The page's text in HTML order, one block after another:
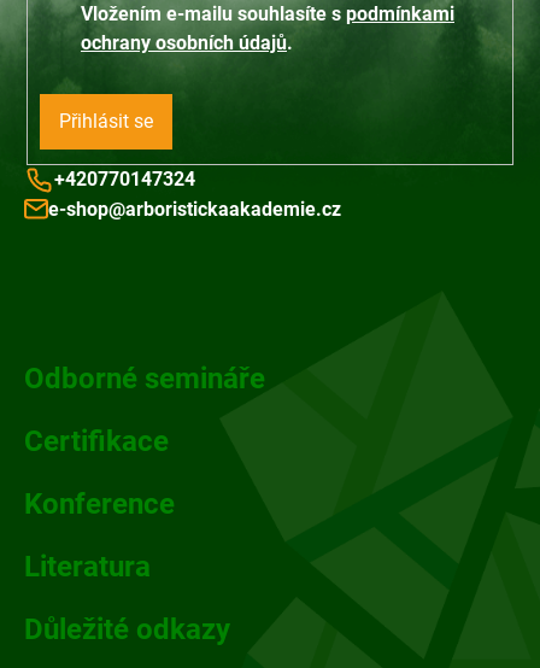
ý
p
Vložením e-mailu souhlasíte s podmínkami
ochrany osobních údajů.
Přihlásit se
+420770147324
e-shop@arboristickaakademie.cz
Odborné semináře
Certifikace
Konference
Literatura
Důležité odkazy